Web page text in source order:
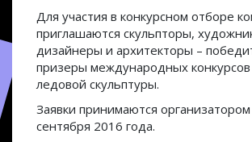
Для участия в конкурсном отборе
приглашаются скульпторы,
дизайнеры и архитекторы –
призеры международных
ледовой скульптуры.
Заявки принимаются
сентября 2016 года.